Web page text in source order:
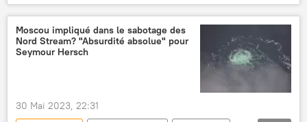
Nord Stream
sabotage
centrale nucléaire
sécurité
Moscou impliqué dans le sabotage des
Nord Stream? "Absurdité absolue" pour
Seymour Hersch
30 Mai 2023, 22:31